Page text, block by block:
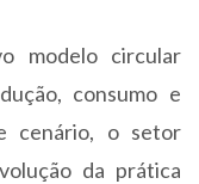
modelo circular
consumo e
cenário, o setor
da prática